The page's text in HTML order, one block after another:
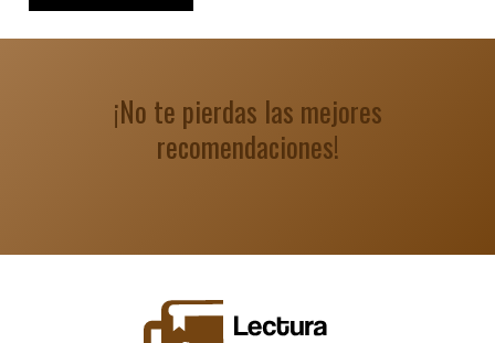
¡No te pierdas las mejores
recomendaciones!